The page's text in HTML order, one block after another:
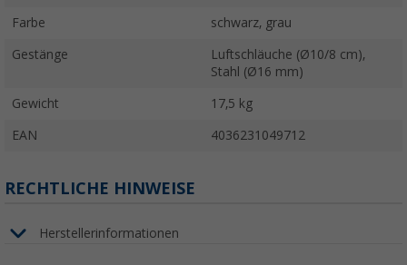
Farbe schwarz, grau
Gestänge
Luftschläuche (Ø10/8 cm),
Stahl (Ø16 mm)
Gewicht 17,5 kg
EAN 4036231049712
RECHTLICHE HINWEISE
Herstellerinformationen